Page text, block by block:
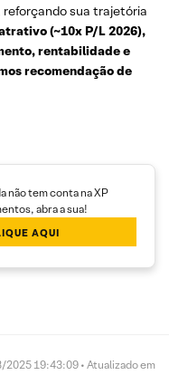
sua trajetória
(~10x P/L 2026),
rentabilidade e
recomendação de
não tem conta na XP
abra a sua!
AQUI
2025 19:43:09 • Atualizado em